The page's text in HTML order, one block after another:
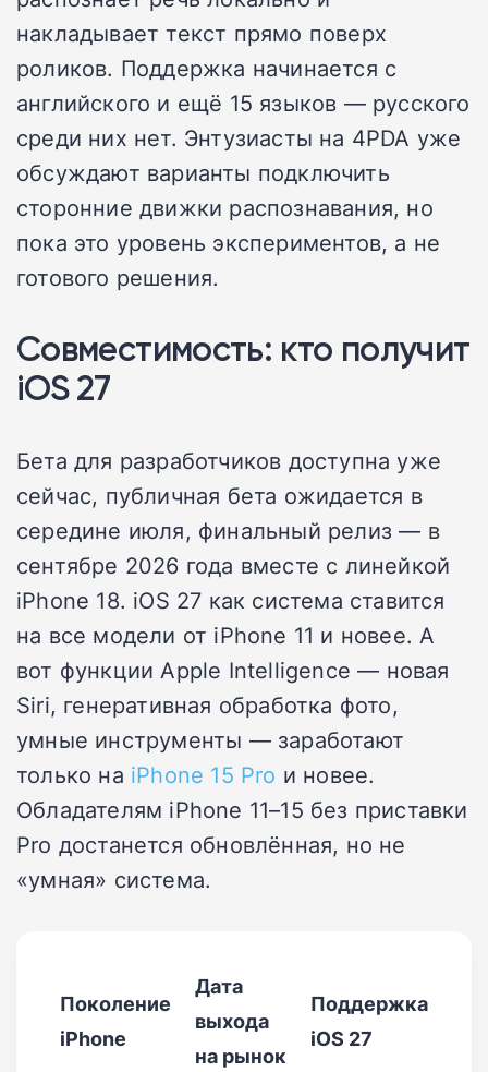
накладывает текст прямо поверх
роликов. Поддержка начинается с
английского и ещё 15 языков — русского
среди них нет. Энтузиасты на 4PDA уже
обсуждают варианты подключить
сторонние движки распознавания, но
пока это уровень экспериментов, а не
готового решения.
Совместимость: кто получит
iOS 27
Бета для разработчиков доступна уже
сейчас, публичная бета ожидается в
середине июля, финальный релиз — в
сентябре 2026 года вместе с линейкой
iPhone 18. iOS 27 как система ставится
на все модели от iPhone 11 и новее. А
вот функции Apple Intelligence — новая
Siri, генеративная обработка фото,
умные инструменты — заработают
только на iPhone 15 Pro и новее.
Обладателям iPhone 11–15 без приставки
Pro достанется обновлённая, но не
«умная» система.
Поколение
iPhone
Дата
выхода
на рынок
Поддержка
iOS 27